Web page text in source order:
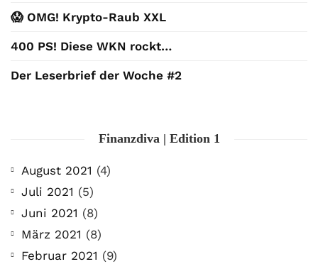
😱 OMG! Krypto-Raub XXL
400 PS! Diese WKN rockt…
Der Leserbrief der Woche #2
Finanzdiva | Edition 1
August 2021 (4)
Juli 2021 (5)
Juni 2021 (8)
März 2021 (8)
Februar 2021 (9)